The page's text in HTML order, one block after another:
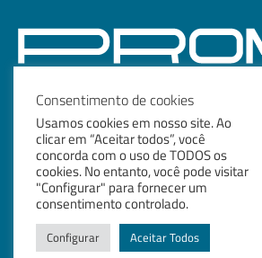
Termos e políticas
Política de Privacidade
Política de Cookies
Termos de Uso
Consentimento de cookies
Usamos cookies em nosso site. Ao
clicar em “Aceitar todos”, você
concorda com o uso de TODOS os
cookies. No entanto, você pode visitar
"Configurar" para fornecer um
consentimento controlado.
Configurar Aceitar Todos